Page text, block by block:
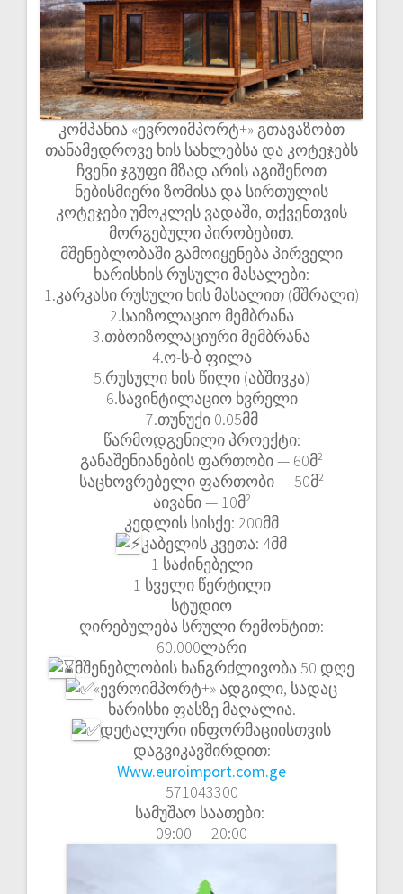
კომპანია «ევროიმპორტ+» გთავაზობთ
თანამედროვე ხის სახლებსა და კოტეჯებს
ჩვენი ჯგუფი მზად არის აგიშენოთ
ნებისმიერი ზომისა და სირთულის
კოტეჯები უმოკლეს ვადაში, თქვენთვის
მორგებული პირობებით.
მშენებლობაში გამოიყენება პირველი
ხარისხის რუსული მასალები:
1.კარკასი რუსული ხის მასალით (მშრალი)
2.საიზოლაციო მემბრანა
3.თბოიზოლაციური მემბრანა
4.ო-ს-ბ ფილა
5.რუსული ხის წილი (აბშივკა)
6.სავინტილაციო ხვრელი
7.თუნუქი 0.05მმ
წარმოდგენილი პროექტი:
განაშენიანების ფართობი — 60მ²
საცხოვრებელი ფართობი — 50მ²
აივანი — 10მ²
კედლის სისქე: 200მმ
კაბელის კვეთა: 4მმ
1 საძინებელი
1 სველი წერტილი
სტუდიო
ღირებულება სრული რემონტით:
60.000ლარი
მშენებლობის ხანგრძლივობა 50 დღე
«ევროიმპორტ+» ადგილი, სადაც
ხარისხი ფასზე მაღალია.
დეტალური ინფორმაციისთვის
დაგვიკავშირდით:
Www.euroimport.com.ge
571043300
სამუშაო საათები:
09:00 — 20:00